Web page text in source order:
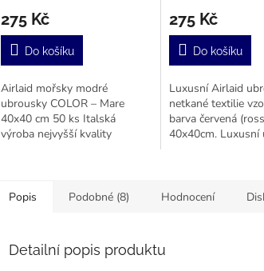
275 Kč
Do košíku
Airlaid mořsky modré
ubrousky COLOR – Mare
40x40 cm 50 ks Italská
výroba nejvyšší kvality
275 Kč
Do košíku
Luxusní Airlaid
netkané textilie
barva červená
40x40cm. Luxusní
Popis Podobné (8) Hodnocení
Detailní popis produktu